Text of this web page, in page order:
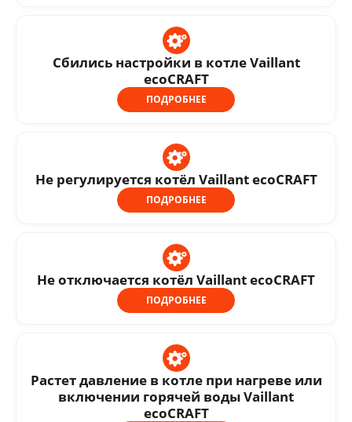
Сбились настройки в котле Vaillant
ecoCRAFT
ПОДРОБНЕЕ
Не регулируется котёл Vaillant ecoCRAFT
ПОДРОБНЕЕ
Не отключается котёл Vaillant ecoCRAFT
ПОДРОБНЕЕ
Растет давление в котле при нагреве или
включении горячей воды Vaillant
ecoCRAFT